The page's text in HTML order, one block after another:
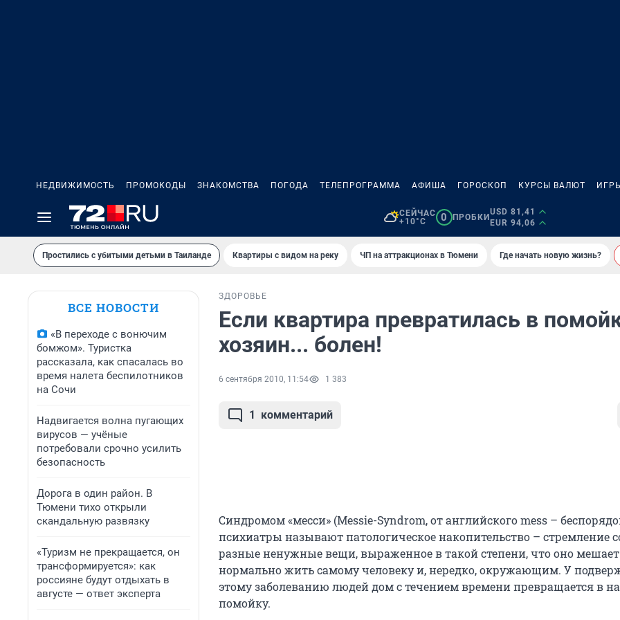
НЕДВИЖИМОСТЬ ПРОМОКОДЫ ЗНАКОМСТВА ПОГОДА ТЕЛЕПРОГРАММА АФИША ГОРОСКОП КУРСЫ ВАЛЮТ
СЕЙЧАС
+10°C
0 ПРОБКИ
USD 81,41
EUR 94,06
Простились с убитыми детьми в Таиланде Квартиры с видом на реку ЧП на аттракционах в Тюмени Где начать новую жизнь?
ВСЕ НОВОСТИ
«В переходе с вонючим
бомжом». Туристка
рассказала, как спасалась во
время налета беспилотников
на Сочи
Надвигается волна пугающих
вирусов — учёные
потребовали срочно усилить
безопасность
Дорога в один район. В
Тюмени тихо открыли
скандальную развязку
«Туризм не прекращается, он
трансформируется»: как
россияне будут отдыхать в
августе — ответ эксперта
ЗДОРОВЬЕ
Если квартира превратилась в
хозяин... болен!
6 сентября 2010, 11:54 1 383
1 комментарий
Синдромом «месси» (Messie-Syndrom, от английского mess –
психиатры называют патологическое накопительство – стремление
разные ненужные вещи, выраженное в такой степени, что оно мешает
нормально жить самому человеку и, нередко, окружающим. У
этому заболеванию людей дом с течением времени превращается в
помойку.